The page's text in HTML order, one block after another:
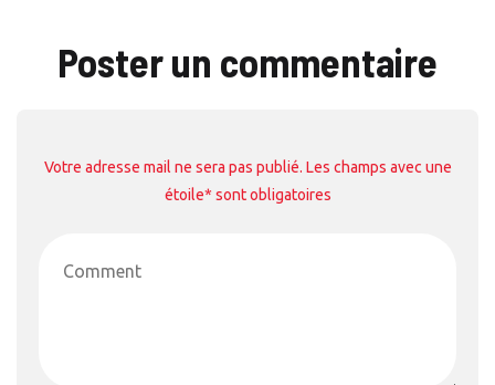
Poster un commentaire
Votre adresse mail ne sera pas publié. Les champs avec une
étoile* sont obligatoires